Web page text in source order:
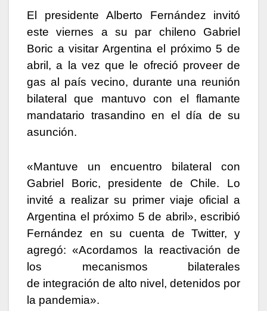
El presidente Alberto Fernández invitó
este viernes a su par chileno Gabriel
Boric a visitar Argentina el próximo 5 de
abril, a la vez que le ofreció proveer de
gas al país vecino, durante una reunión
bilateral que mantuvo con el flamante
mandatario trasandino en el día de su
asunción.
«Mantuve un encuentro bilateral con
Gabriel Boric, presidente de Chile. Lo
invité a realizar su primer viaje oficial a
Argentina el próximo 5 de abril», escribió
Fernández en su cuenta de Twitter, y
agregó: «Acordamos la reactivación de
los mecanismos bilaterales
de integración de alto nivel, detenidos por
la pandemia».